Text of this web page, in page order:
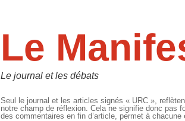
Le
Le journal et les débats
Seul le journal et les articles signés « URC »,
notre champ de réflexion. Cela ne signifie donc pas
des commentaires en fin d’article, permet à